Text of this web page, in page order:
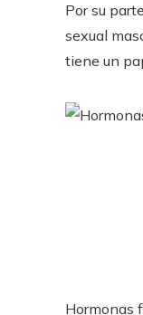
Por su
sexual
tiene un
Hormonas